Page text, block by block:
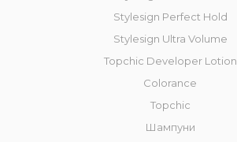
Stylesign Perfect Hold
Stylesign Ultra Volume
Topchic Developer Lotion
Colorance
Topchic
Шампуни